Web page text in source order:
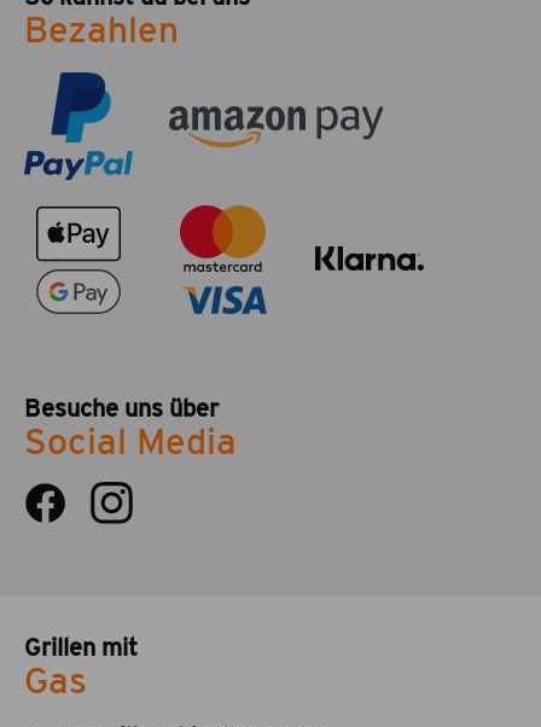
Bezahlen
Besuche uns über
Social Media
Grillen mit
Gas